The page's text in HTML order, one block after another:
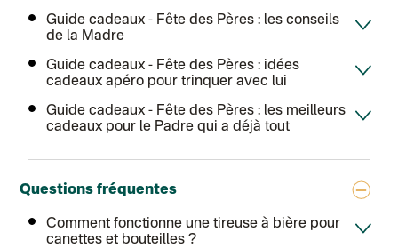
Suisse
Lettre prioritaire
Chronopost - Livraison express à domicile : Colis livré en 1 à 3
Colissimo suivi (expédition Toi-même)
Guide cadeaux - Fête des Pères : les conseils
de la Madre
Guide cadeaux - Fête des Pères : idées
cadeaux apéro pour trinquer avec lui
Guide cadeaux - Fête des Pères : les meilleurs
cadeaux pour le Padre qui a déjà tout
Questions fréquentes
Comment fonctionne une tireuse à bière pour
canettes et bouteilles ?